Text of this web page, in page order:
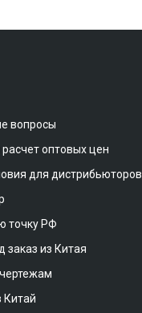
вопросы
оптовых цен
для дистрибьюторов
точку РФ
заказ из Китая
Китай